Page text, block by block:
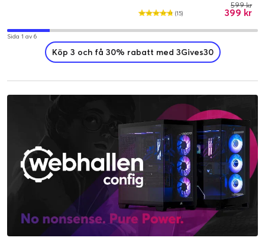
(15) 399 kr
599 kr
Sida 1 av 6
Köp 3 och få 30% rabatt med 3Gives30